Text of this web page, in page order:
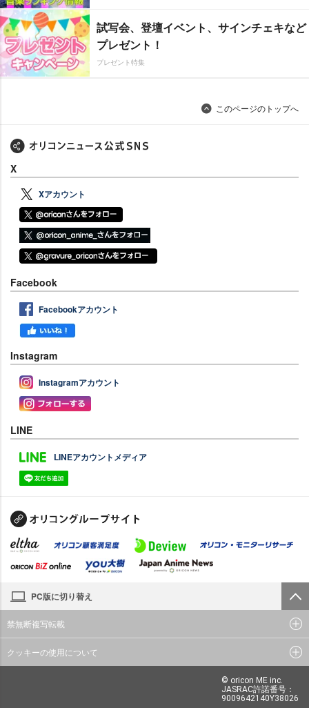
試写会、登壇イベント、サインチェキなど
プレゼント！
プレゼント特集
このページのトップへ
X
Xアカウント
Facebook
Facebookアカウント
Instagram
Instagramアカウント
LINE
LINEアカウントメディア
PC版に切り替え
禁無断複写転載
クッキーの使用について
© oricon ME inc.
JASRAC許諾番号：
9009642140Y38026